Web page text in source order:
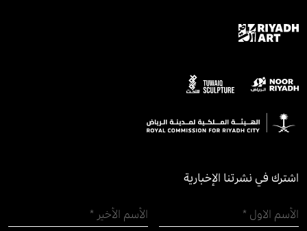
اشترك في نشرتنا الإخبارية